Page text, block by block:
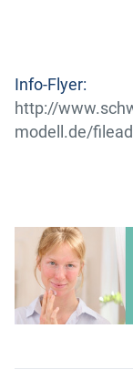
Info-Flyer:
http://
modell.de/